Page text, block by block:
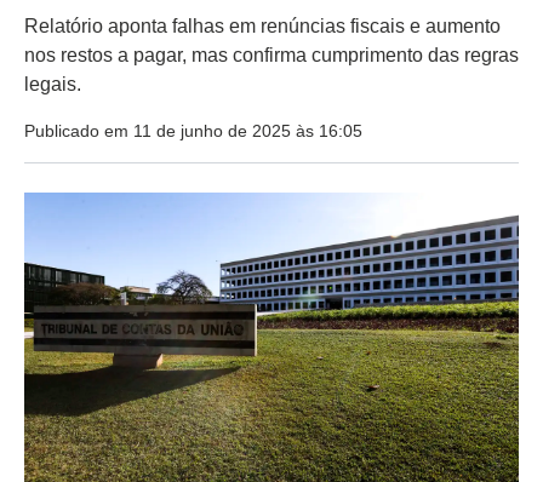
Relatório aponta falhas em renúncias fiscais e aumento
nos restos a pagar, mas confirma cumprimento das regras
legais.
Publicado em 11 de junho de 2025 às 16:05